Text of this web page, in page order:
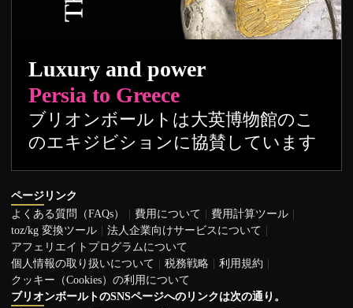
Luxury and power
Persia to Greece
ブリオンボールトは大英博物館のこ
のエキジビションに協賛しています
ページリンク
よくある質問（FAQs）
費用について
費用計算ツール
toz/kg 変換ツール
法人企業向けサービスについて
アフェリエイトプログラムについて
個人情報の取り扱いについて
税務戦略
利用規約
クッキー（Cookies）の利用について
ブリオンボールトのSNSページへのリンクは次の通り。